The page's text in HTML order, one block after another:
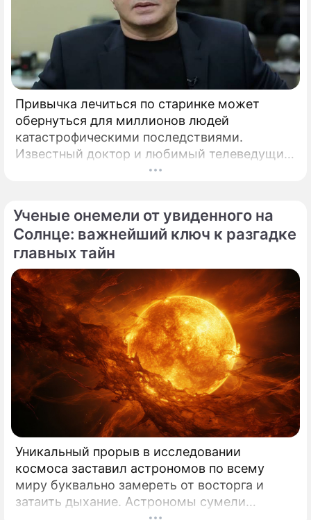
Привычка лечиться по старинке может
обернуться для миллионов людей
катастрофическими последствиями.
Известный доктор и любимый телеведущий
миллионов Александр Мясников обратил
перечеркнул все наши прошлые
представления о здоровье.
Ученые онемели от увиденного на
Солнце: важнейший ключ к разгадке
главных тайн
Уникальный прорыв в исследовании
космоса заставил астрономов по всему
миру буквально замереть от восторга и
затаить дыхание. Астрономы сумели